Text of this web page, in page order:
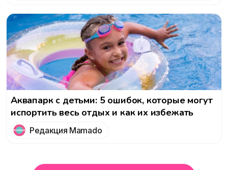
Аквапарк с детьми: 5 ошибок, которые могут
испортить весь отдых и как их избежать
Редакция Mamado